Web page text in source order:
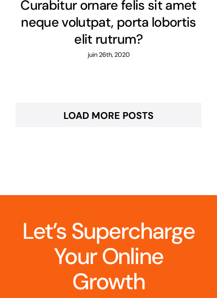
Curabitur ornare felis sit amet
neque volutpat, porta lobortis
elit rutrum?
juin 26th, 2020
LOAD MORE POSTS
Let’s Supercharge
Your Online
Growth